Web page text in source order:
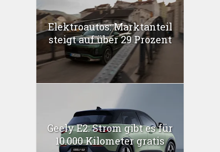
Elektroautos: Marktanteil
steigt auf über 29 Prozent
Geely E2: Strom gibt es für
10.000 Kilometer gratis